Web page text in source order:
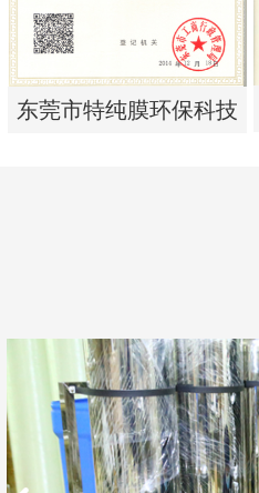
东莞市特纯膜环保科技
有限公司营业执照